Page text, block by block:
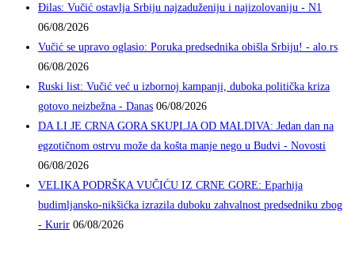
Đilas: Vučić ostavlja Srbiju najzaduženiju i najizolovaniju - N1
06/08/2026
Vučić se upravo oglasio: Poruka predsednika obišla Srbiju! - alo.rs
06/08/2026
Ruski list: Vučić već u izbornoj kampanji, duboka politička kriza
gotovo neizbežna - Danas 06/08/2026
DA LI JE CRNA GORA SKUPLJA OD MALDIVA: Jedan dan na
egzotičnom ostrvu može da košta manje nego u Budvi - Novosti
06/08/2026
VELIKA PODRŠKA VUČIĆU IZ CRNE GORE: Eparhija
budimljansko-nikšićka izrazila duboku zahvalnost predsedniku zbog
- Kurir 06/08/2026